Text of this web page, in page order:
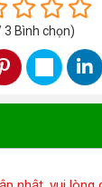
3 Bình chọn)